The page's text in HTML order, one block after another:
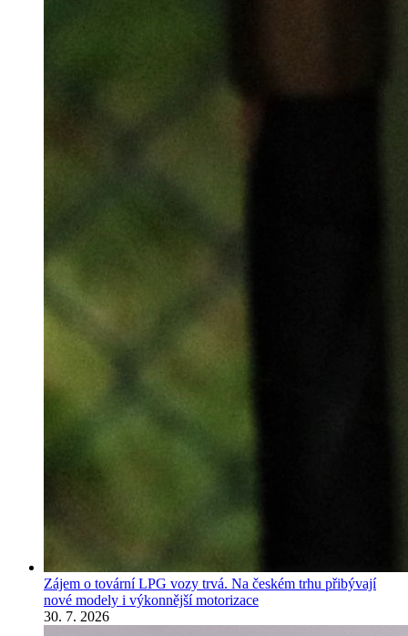
Zájem o tovární LPG vozy trvá. Na českém trhu přibývají
nové modely i výkonnější motorizace
30. 7. 2026